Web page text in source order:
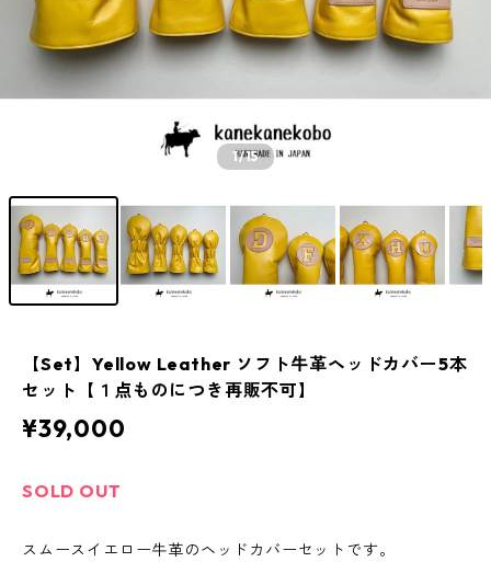
1/15
【Set】Yellow Leather ソフト牛革ヘッドカバー5本
セット【１点ものにつき再販不可】
¥39,000
SOLD OUT
スムースイエロー牛革のヘッドカバーセットです。